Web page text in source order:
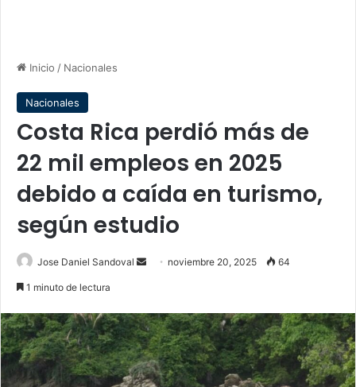
Inicio / Nacionales
Nacionales
Costa Rica perdió más de
22 mil empleos en 2025
debido a caída en turismo,
según estudio
Jose Daniel Sandoval
Send noviembre 20, 2025 64
1 minuto de lectura